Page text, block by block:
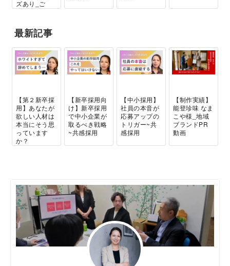
ズあり_ご
め...
最新記事
【第２新卒採
用】あなたが
欲しい人材は
本当にそう思
っています
か？
【新卒採用向
け】新卒採用
で中小企業が
取るべき戦略
~共感採用
【中小採用】
社員の本音が
応募アップの
トリガー~共
感採用
【制作実績】
能登珍味 なま
こや様_地域
ブランドPR
動画